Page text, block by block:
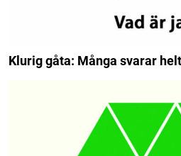
Klurig gåta: Många svarar